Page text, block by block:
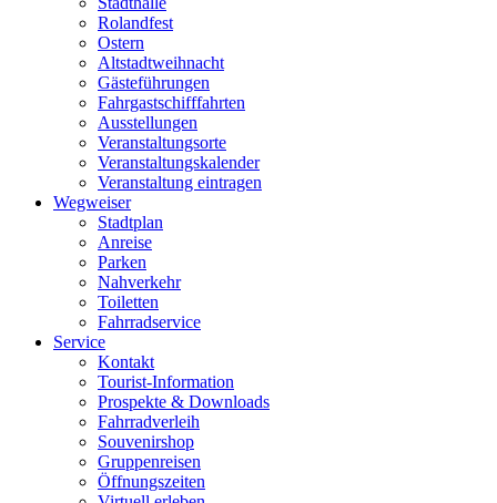
Rolandfest
Ostern
Altstadtweihnacht
Gästeführungen
Fahrgastschifffahrten
Ausstellungen
Veranstaltungsorte
Veranstaltungskalender
Veranstaltung eintragen
Wegweiser
Stadtplan
Anreise
Parken
Nahverkehr
Toiletten
Fahrradservice
Service
Kontakt
Tourist-Information
Prospekte & Downloads
Fahrradverleih
Souvenirshop
Gruppenreisen
Öffnungszeiten